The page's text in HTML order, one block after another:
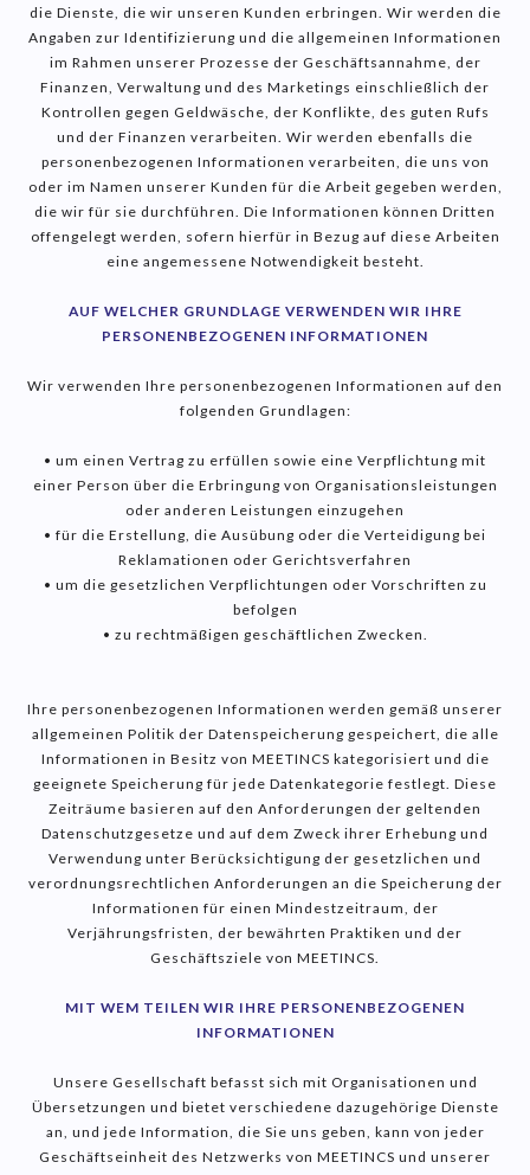
die Dienste, die wir unseren Kunden erbringen. Wir werden die
Angaben zur Identifizierung und die allgemeinen Informationen
im Rahmen unserer Prozesse der Geschäftsannahme, der
Finanzen, Verwaltung und des Marketings einschließlich der
Kontrollen gegen Geldwäsche, der Konflikte, des guten Rufs
und der Finanzen verarbeiten. Wir werden ebenfalls die
personenbezogenen Informationen verarbeiten, die uns von
oder im Namen unserer Kunden für die Arbeit gegeben werden,
die wir für sie durchführen. Die Informationen können Dritten
offengelegt werden, sofern hierfür in Bezug auf diese Arbeiten
eine angemessene Notwendigkeit besteht.
AUF WELCHER GRUNDLAGE VERWENDEN WIR IHRE
PERSONENBEZOGENEN INFORMATIONEN
Wir verwenden Ihre personenbezogenen Informationen auf den
folgenden Grundlagen:
• um einen Vertrag zu erfüllen sowie eine Verpflichtung mit
einer Person über die Erbringung von Organisationsleistungen
oder anderen Leistungen einzugehen
• für die Erstellung, die Ausübung oder die Verteidigung bei
Reklamationen oder Gerichtsverfahren
• um die gesetzlichen Verpflichtungen oder Vorschriften zu
befolgen
• zu rechtmäßigen geschäftlichen Zwecken.
Ihre personenbezogenen Informationen werden gemäß unserer
allgemeinen Politik der Datenspeicherung gespeichert, die alle
Informationen in Besitz von MEETINCS kategorisiert und die
geeignete Speicherung für jede Datenkategorie festlegt. Diese
Zeiträume basieren auf den Anforderungen der geltenden
Datenschutzgesetze und auf dem Zweck ihrer Erhebung und
Verwendung unter Berücksichtigung der gesetzlichen und
verordnungsrechtlichen Anforderungen an die Speicherung der
Informationen für einen Mindestzeitraum, der
Verjährungsfristen, der bewährten Praktiken und der
Geschäftsziele von MEETINCS.
MIT WEM TEILEN WIR IHRE PERSONENBEZOGENEN
INFORMATIONEN
Unsere Gesellschaft befasst sich mit Organisationen und
Übersetzungen und bietet verschiedene dazugehörige Dienste
an, und jede Information, die Sie uns geben, kann von jeder
Geschäftseinheit des Netzwerks von MEETINCS und unserer